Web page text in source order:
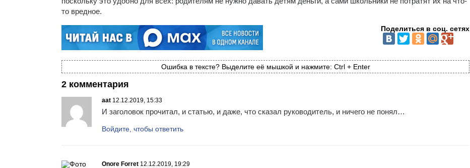
то вредное.
Поделиться в соц. сетях
Ошибка в тексте? Выделите её мышкой и нажмите: Ctrl + Enter
2 комментария
aat 12.12.2019, 15:33
И заголовок прочитал, и статью, и даже, что сказал руководитель, и ничего не понял…
Войдите, чтобы ответить
Onore Forret 12.12.2019, 19:29